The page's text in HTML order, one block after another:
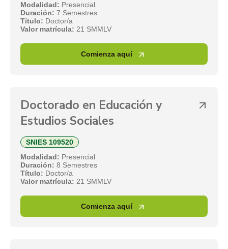
Modalidad: Presencial
Duración: 7 Semestres
Título: Doctor/a
Valor matrícula: 21 SMMLV
Comienza aquí
Doctorado en Educación y
Estudios Sociales
SNIES 109520
Modalidad: Presencial
Duración: 8 Semestres
Título: Doctor/a
Valor matrícula: 21 SMMLV
Comienza aquí